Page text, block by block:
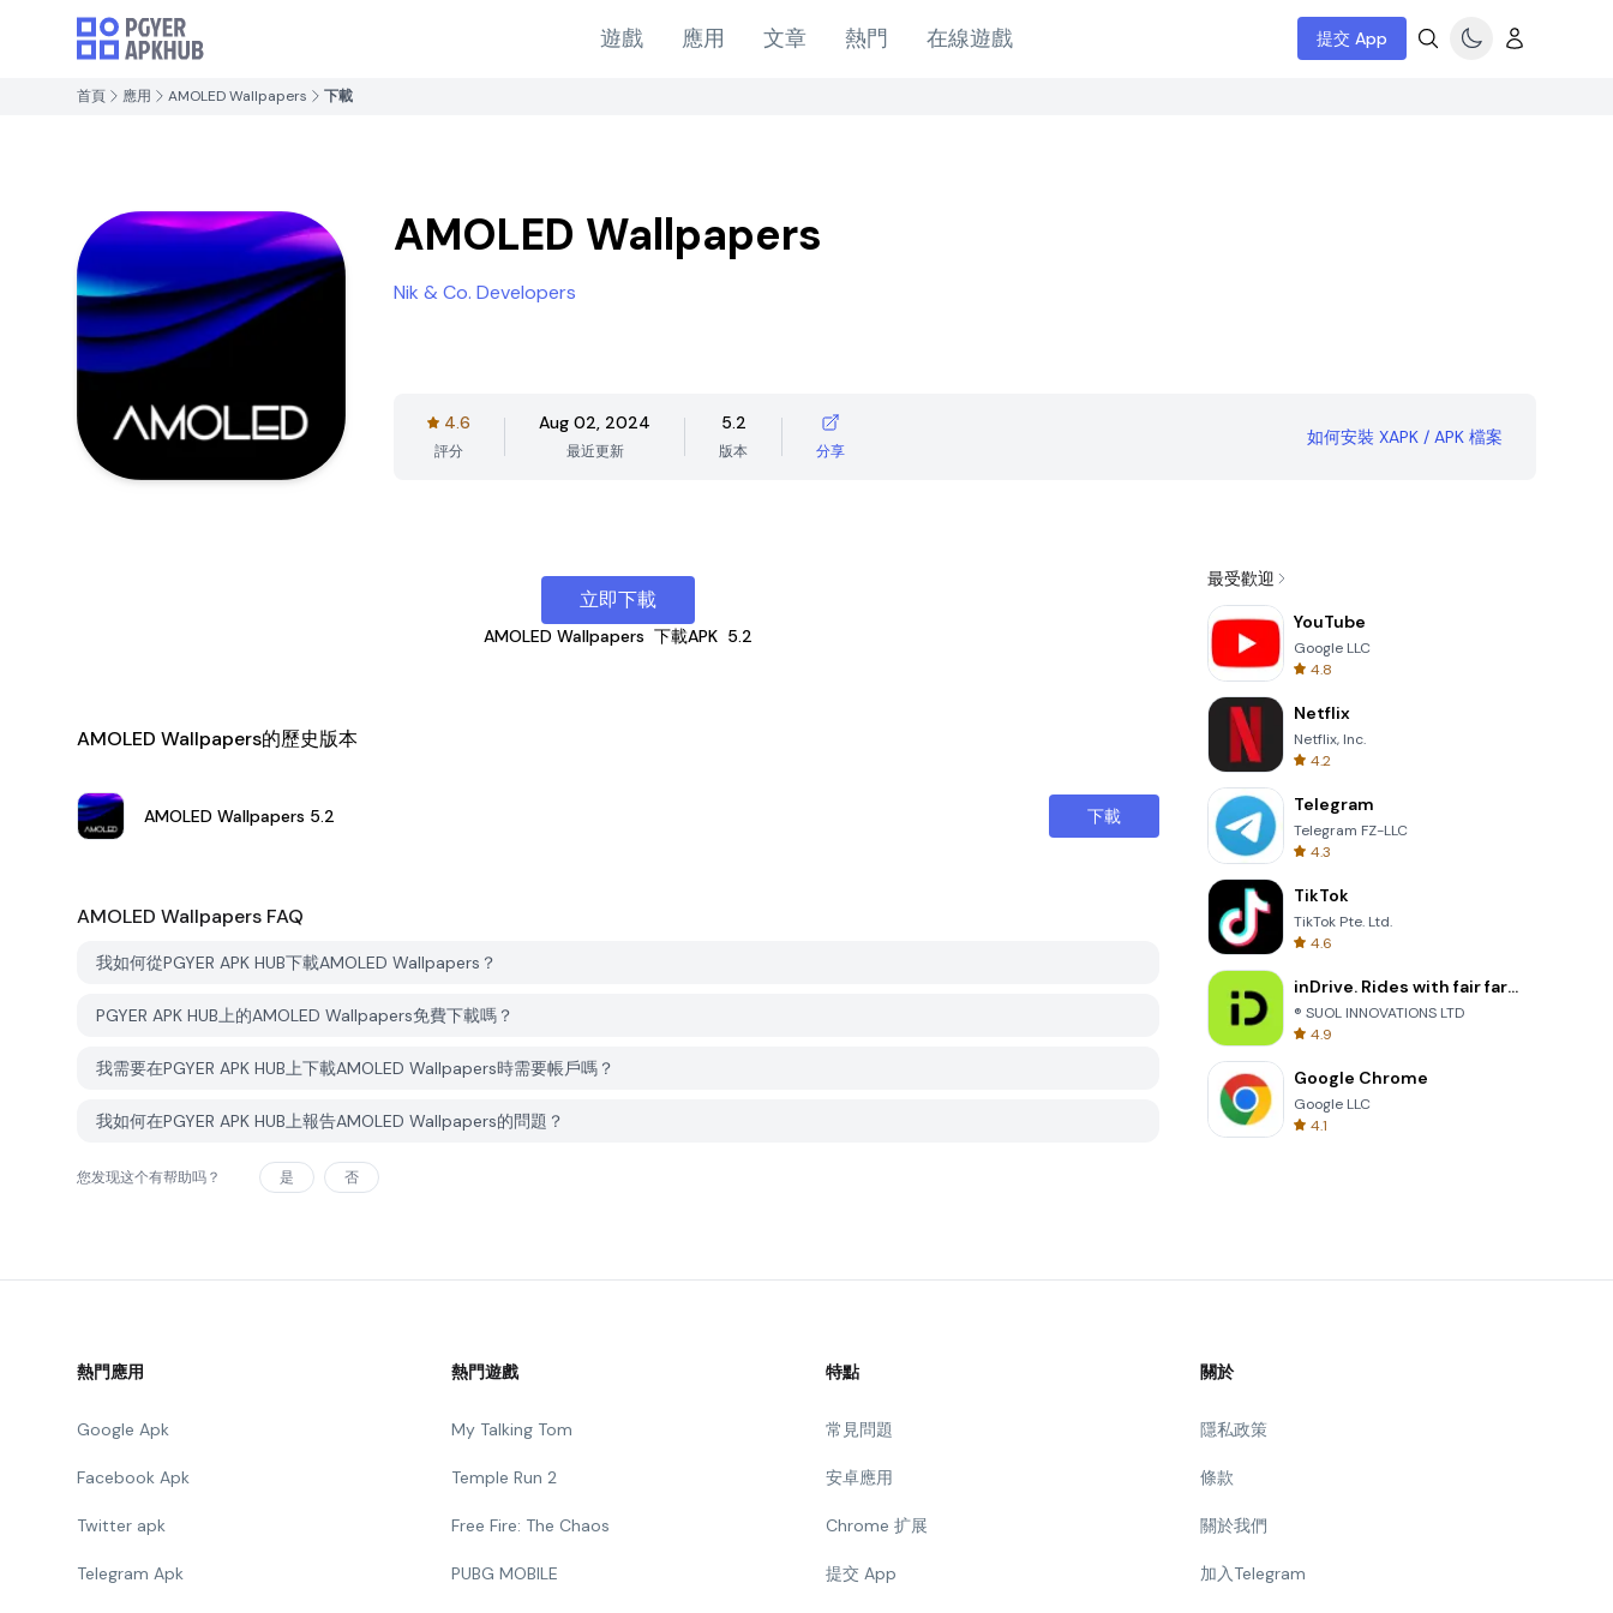
遊戲 應用 文章 熱門 在線遊戲 提交 App
首頁 應用 AMOLED Wallpapers 下載
AMOLED Wallpapers
Nik & Co. Developers
4.6
評分
Aug 02, 2024
最近更新
5.2
版本 分享
如何安裝 XAPK / APK 檔案
立即下載
AMOLED Wallpapers 下載APK 5.2
AMOLED Wallpapers的歷史版本
AMOLED Wallpapers 5.2 下載
AMOLED Wallpapers FAQ
我如何從PGYER APK HUB下載AMOLED Wallpapers？
PGYER APK HUB上的AMOLED Wallpapers免費下載嗎？
我需要在PGYER APK HUB上下載AMOLED Wallpapers時需要帳戶嗎？
我如何在PGYER APK HUB上報告AMOLED Wallpapers的問題？
您发现这个有帮助吗？ 是 否
最受歡迎
YouTube
Google LLC
4.8
Netflix
Netflix, Inc.
4.2
Telegram
Telegram FZ-LLC
4.3
TikTok
TikTok Pte. Ltd.
4.6
inDrive. Rides with fair fares
® SUOL INNOVATIONS LTD
4.9
Google Chrome
Google LLC
4.1
熱門應用
Google Apk
Facebook Apk
Twitter apk
Telegram Apk
熱門遊戲
My Talking Tom
Temple Run 2
Free Fire: The Chaos
PUBG MOBILE
特點
常見問題
安卓應用
Chrome 扩展
提交 App
關於
隱私政策
條款
關於我們
加入Telegram